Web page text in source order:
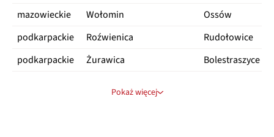
mazowieckie
Wołomin
Ossów
podkarpackie
Roźwienica
Rudołowice
podkarpackie
Żurawica
Bolestraszyce
Pokaż więcej